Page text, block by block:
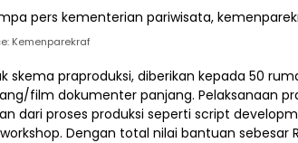
Kemenparekraf
skema praproduksi, diberikan kepada 50
film dokumenter panjang. Pelaksanaan
dari proses produksi seperti script
Dengan total nilai bantuan sebesar